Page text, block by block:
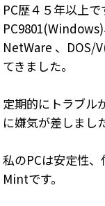
PC歴４５年以上で
PC9801(Windows)
NetWare 、DOS/
てきました。
定期的にトラブル
に嫌気が差しまし
私のPCは安定性
Mintです。